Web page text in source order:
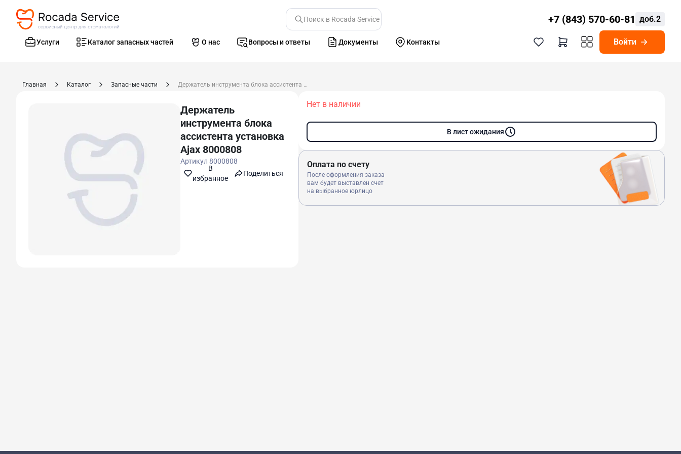
Поиск в Rocada Service +7 (843) 570-60-81 доб.2
Услуги Каталог запасных частей О нас Вопросы и ответы Документы Контакты Войти
Главная Каталог Запасные части Держатель инструмента блока ассистента установка Ajax 8000808
Держатель
инструмента блока
ассистента установка
Ajax 8000808
Артикул 8000808
В
избранноe
Поделиться
Нет в наличии
В лист ожидания
Оплата по счету
После оформления заказа
вам будет выставлен счет
на выбранное юрлицо